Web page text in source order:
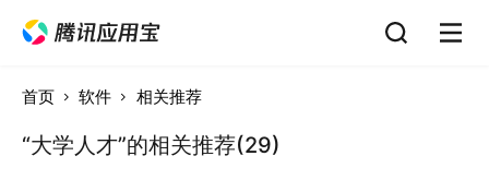
首页 软件 相关推荐
“大学人才”的相关推荐(29)